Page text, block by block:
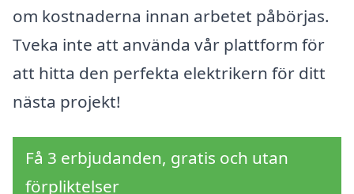
om kostnaderna innan arbetet påbörjas.
Tveka inte att använda vår plattform för
att hitta den perfekta elektrikern för ditt
nästa projekt!
Få 3 erbjudanden, gratis och utan
förpliktelser